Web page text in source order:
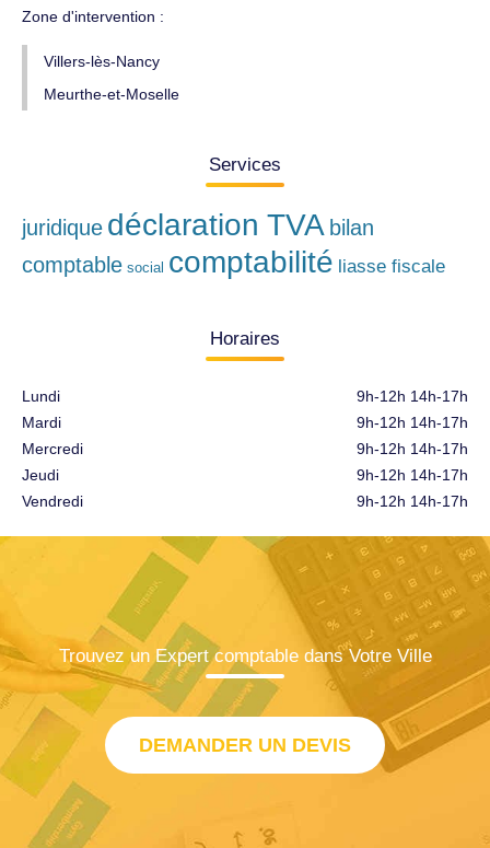
Zone d'intervention :
Villers-lès-Nancy
Meurthe-et-Moselle
Services
juridique déclaration TVA bilan
comptable social comptabilité liasse fiscale
Horaires
Lundi
Mardi
Mercredi
Jeudi
Vendredi
9h-12h 14h-17h
9h-12h 14h-17h
9h-12h 14h-17h
9h-12h 14h-17h
9h-12h 14h-17h
Trouvez un Expert comptable dans Votre Ville
DEMANDER UN DEVIS